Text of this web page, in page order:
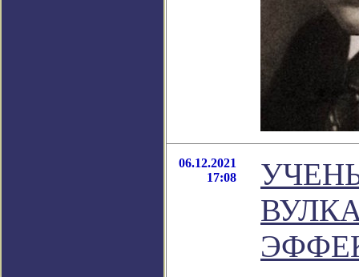
06.12.2021
17:08